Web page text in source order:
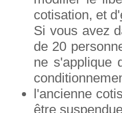
cotisation, et d'
Si vous avez
de 20
ne s'applique
l'ancienne
être